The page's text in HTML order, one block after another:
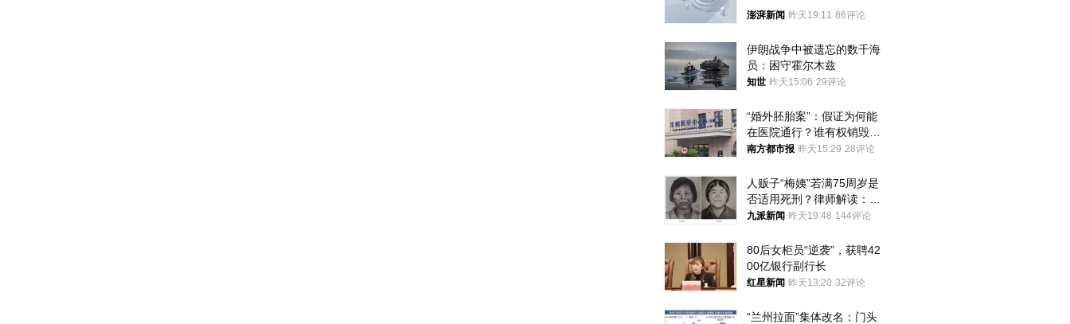
澎湃新闻 昨天19:11 86评论
伊朗战争中被遗忘的数千海
员：困守霍尔木兹
知世 昨天15:06 29评论
“婚外胚胎案”：假证为何能
在医院通行？谁有权销毁胚
胎？
南方都市报 昨天15:29 28评论
人贩子“梅姨”若满75周岁是
否适用死刑？律师解读：很
大概率不会被判处死刑
九派新闻 昨天19:48 144评论
80后女柜员“逆袭”，获聘42
00亿银行副行长
红星新闻 昨天13:20 32评论
“兰州拉面”集体改名：门头